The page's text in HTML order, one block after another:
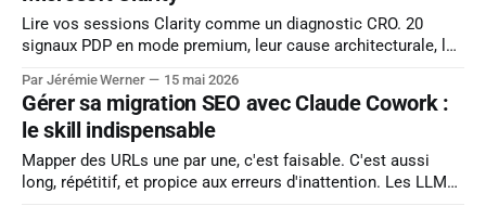
Lire vos sessions Clarity comme un diagnostic CRO. 20
signaux PDP en mode premium, leur cause architecturale, le
Par Jérémie Werner 15 mai 2026
Gérer sa migration SEO avec Claude Cowork :
le skill indispensable
Mapper des URLs une par une, c'est faisable. C'est aussi
long, répétitif, et propice aux erreurs d'inattention. Les LLMs